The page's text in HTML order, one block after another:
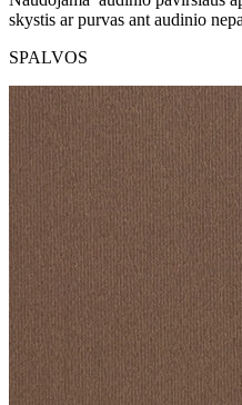
skystis ar purvas ant audinio
SPALVOS